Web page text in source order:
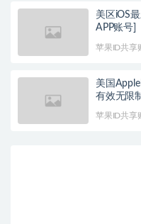
美区iOS
APP账号]
苹果ID共享
美国
有效无限
苹果ID共享